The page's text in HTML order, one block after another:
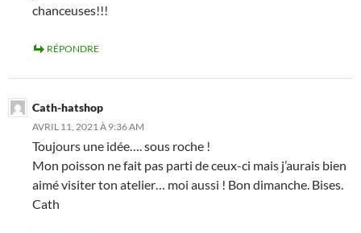
chanceuses!!!
RÉPONDRE
Cath-hatshop
AVRIL 11, 2021 À 9:36 AM
Toujours une idée…. sous roche !
Mon poisson ne fait pas parti de ceux-ci mais j’aurais bien
aimé visiter ton atelier… moi aussi ! Bon dimanche. Bises.
Cath